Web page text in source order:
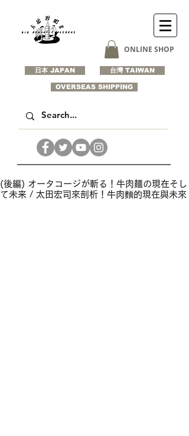
日本 JAPAN
ONLINE SHOP
台灣 TAIWAN
OVERSEAS SHIPPING
(後編) オータコージが斬る！牛肉麺の現在そし
て未来 / 太田宏司來剖析！牛肉麵的現在與未來